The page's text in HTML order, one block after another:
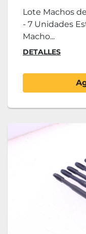
Lote Machos
- 7 Unidades
Macho...
DETALLES